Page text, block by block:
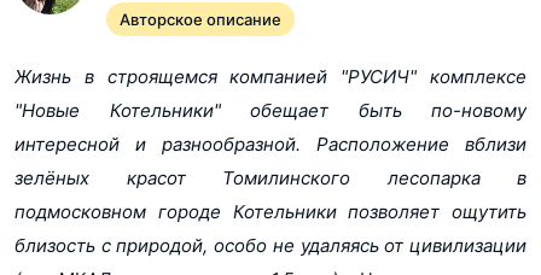
pdf, 6.7Мб
pdf, 4.4Мб
Проектная декларация, к.8 от 03.11.2017
Изменения в проектную декларацию, к.1 от 05.12.2017
pdf, 7.4Мб
Авторское описание
Жизнь в строящемся компанией "РУСИЧ" комплексе
"Новые Котельники" обещает быть по-новому
интересной и разнообразной. Расположение вблизи
зелёных красот Томилинского лесопарка в
подмосковном городе Котельники позволяет ощутить
близость с природой, особо не удаляясь от цивилизации